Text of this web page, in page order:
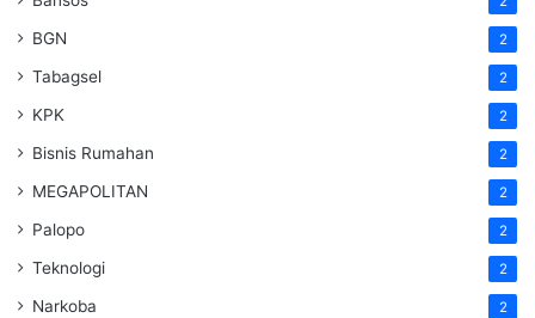
BGN 2
Tabagsel 2
KPK 2
Bisnis Rumahan 2
MEGAPOLITAN 2
Palopo 2
Teknologi 2
Narkoba 2